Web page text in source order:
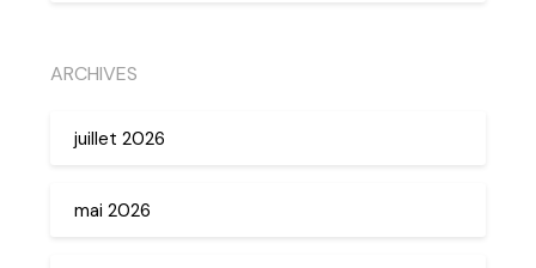
ARCHIVES
juillet 2026
mai 2026